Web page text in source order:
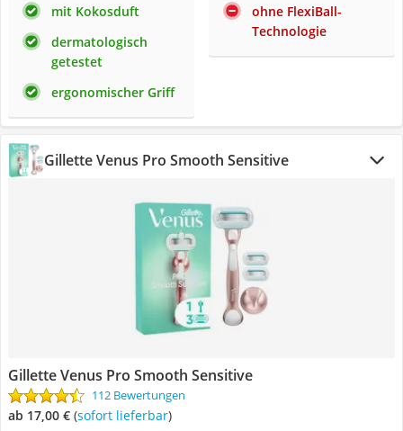
mit Kokosduft
dermatologisch
getestet
ergonomischer Griff
ohne FlexiBall-
Technologie
Gillette Venus Pro Smooth Sensitive
Gillette Venus Pro Smooth Sensitive
112 Bewertungen
ab 17,00 € ( Sofort lieferbar)